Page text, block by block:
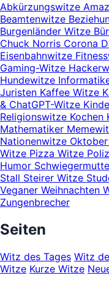
Abkürzungswitze
Beamtenwitze
Burgenländer Witze
Chuck Norris Corona
Eisenbahnwitze
Gaming-Witze
Hundewitze
Juristen Kaffee Witze
& ChatGPT-Witze
Religionswitze Kochen
Mathematiker
Nationenwitze
Witze Pizza Witze
Humor
Stall Steirer Witze
Veganer Weihnachten
Zungenbrecher
Seiten
Witz des Tages Witz
Witze Kurze Witze